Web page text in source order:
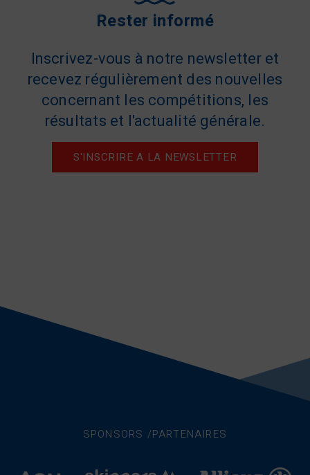
Rester informé
Inscrivez-vous à notre newsletter et
recevez régulièrement des nouvelles
concernant les compétitions, les
résultats et l'actualité générale.
S'INSCRIRE A LA NEWSLETTER
SPONSORS /PARTENAIRES